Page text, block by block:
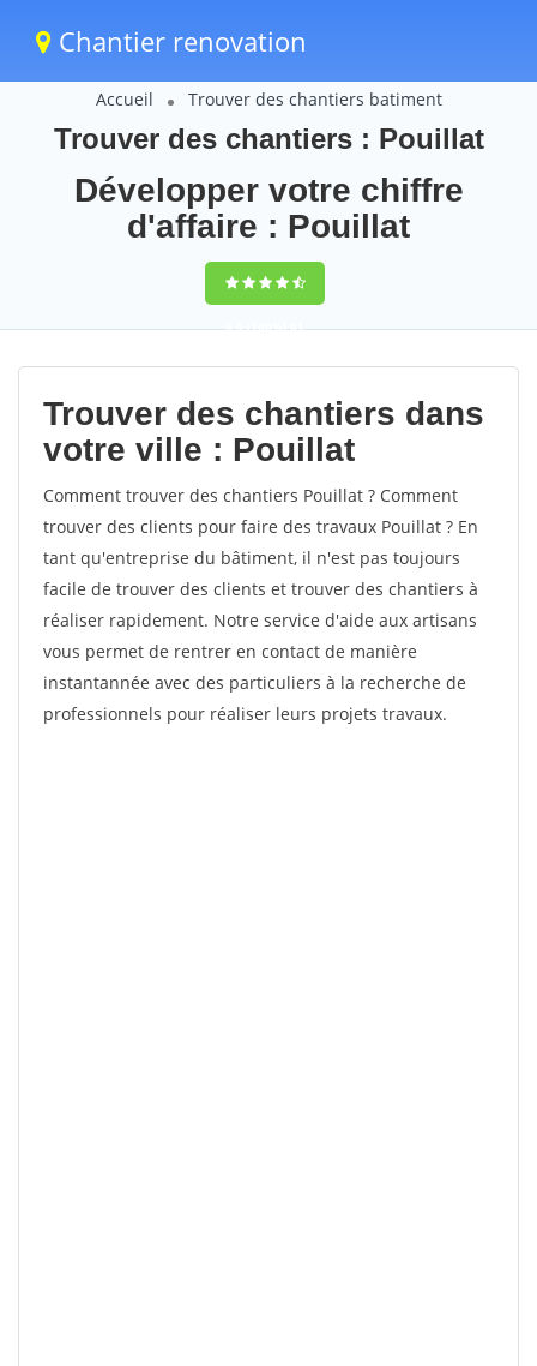
Chantier renovation
Accueil Trouver des chantiers batiment
Trouver des chantiers : Pouillat
Développer votre chiffre
d'affaire : Pouillat
9,5(100%)61
votes
Trouver des chantiers dans
votre ville : Pouillat
Comment trouver des chantiers Pouillat ? Comment
trouver des clients pour faire des travaux Pouillat ? En
tant qu'entreprise du bâtiment, il n'est pas toujours
facile de trouver des clients et trouver des chantiers à
réaliser rapidement. Notre service d'aide aux artisans
vous permet de rentrer en contact de manière
instantannée avec des particuliers à la recherche de
professionnels pour réaliser leurs projets travaux.